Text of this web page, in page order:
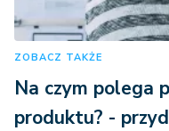
ZOBACZ TAKŻE
Na czym polega
produktu? -